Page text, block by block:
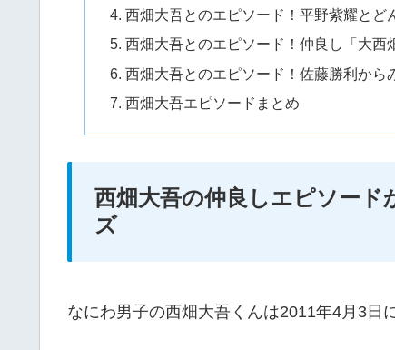
西畑大吾とのエピソード！平野紫耀とど
西畑大吾とのエピソード！仲良し「大西
西畑大吾とのエピソード！佐藤勝利から
西畑大吾エピソードまとめ
西畑大吾の仲良しエピソード
ズ
なにわ男子の西畑大吾くんは2011年4月3日